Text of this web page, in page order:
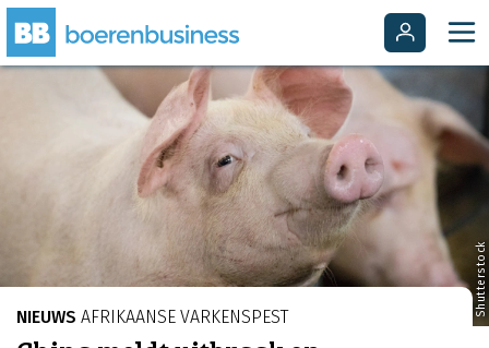
Shutterstock
NIEUWS AFRIKAANSE VARKENSPEST